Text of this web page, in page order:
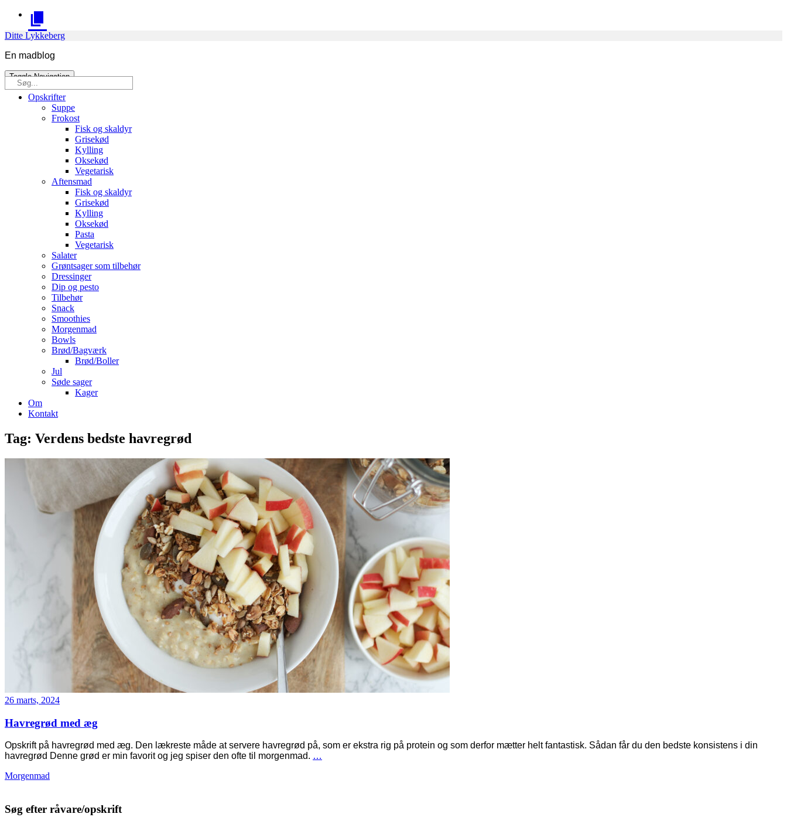
Skip
content
Ditte Lykkeberg
En madblog
Søg
efter:
Toggle Navigation
Opskrifter
Suppe
Frokost
Fisk og skaldyr
Grisekød
Kylling
Oksekød
Vegetarisk
Aftensmad
Fisk og skaldyr
Grisekød
Kylling
Oksekød
Pasta
Vegetarisk
Salater
Grøntsager som tilbehør
Dressinger
Dip og pesto
Tilbehør
Snack
Smoothies
Morgenmad
Bowls
Brød/Bagværk
Brød/Boller
Jul
Søde sager
Kager
Om
Kontakt
Tag: Verdens bedste havregrød
26 marts, 2024
Havregrød med æg
Opskrift på havregrød med æg. Den lækreste måde at servere havregrød på, som er ekstra rig på protein og som derfor mætter helt fantastisk. Sådan får du den bedste konsistens i din
havregrød Denne grød er min favorit og jeg spiser den ofte til morgenmad. …
Morgenmad
Søg efter råvare/opskrift